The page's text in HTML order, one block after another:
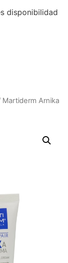
disponibilidad
Martiderm Arnika